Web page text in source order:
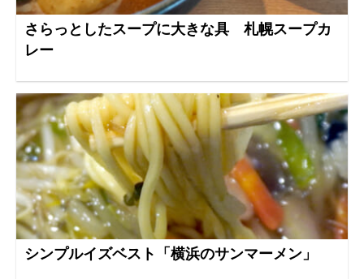
さらっとしたスープに大きな具 札幌スープカ
レー
シンプルイズベスト「横浜のサンマーメン」